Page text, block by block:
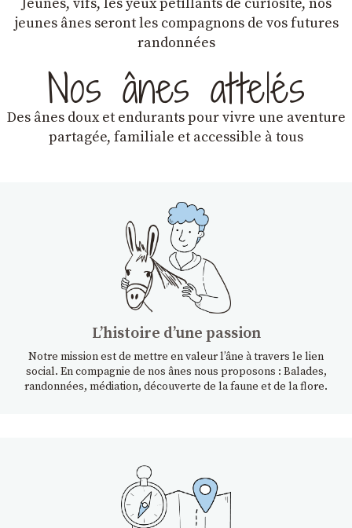
Jeunes, vifs, les yeux pétillants de curiosité, nos
jeunes ânes seront les compagnons de vos futures
randonnées
Nos ânes attelés
Des ânes doux et endurantspour vivre une aventure
partagée, familiale et accessible à tous
Lʼhistoire dʼune passion
Notre mission est de mettre en valeur l’âne à travers le lien
social. En compagnie de nos ânes nous proposons : Balades,
randonnées, médiation, découverte de la faune et de la flore.